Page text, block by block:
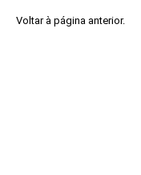
Voltar à página anterior.